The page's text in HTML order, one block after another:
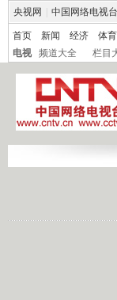
央视网 中国网络电视台
首页 新闻 经济 体育
电视
频道大全 栏目